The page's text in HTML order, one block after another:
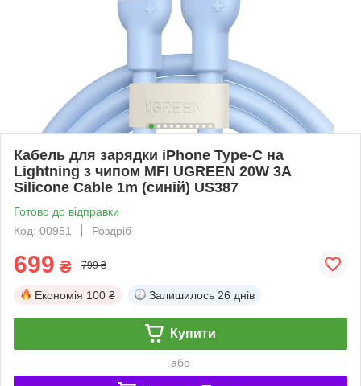
Кабель для зарядки iPhone Type-C на
Lightning з чипом MFI UGREEN 20W 3A
Silicone Cable 1m (синій) US387
Готово до відправки
Код: 00951
Роздріб
699 ₴ 799 ₴
Економія 100 ₴ Залишилось 26 днів
Купити
або